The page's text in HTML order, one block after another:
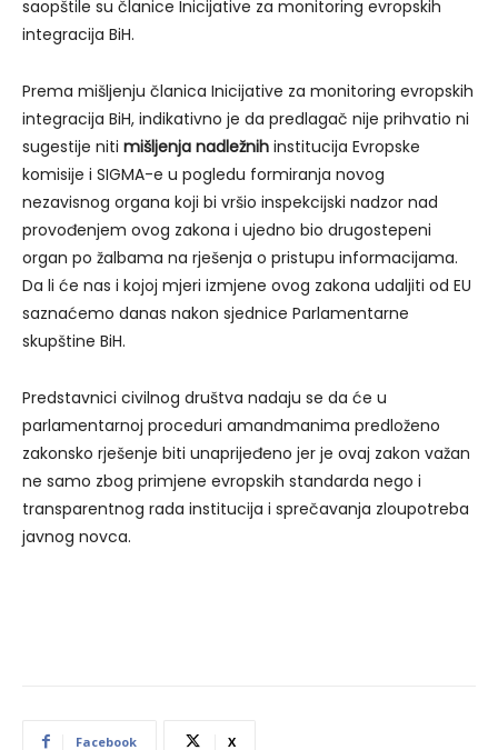
saopštile su članice Inicijative za monitoring evropskih
integracija BiH.
Prema mišljenju članica Inicijative za monitoring evropskih
integracija BiH, indikativno je da predlagač nije prihvatio ni
sugestije niti mišljenja nadležnih institucija Evropske
komisije i SIGMA-e u pogledu formiranja novog
nezavisnog organa koji bi vršio inspekcijski nadzor nad
provođenjem ovog zakona i ujedno bio drugostepeni
organ po žalbama na rješenja o pristupu informacijama.
Da li će nas i kojoj mjeri izmjene ovog zakona udaljiti od EU
saznaćemo danas nakon sjednice Parlamentarne
skupštine BiH.
Predstavnici civilnog društva nadaju se da će u
parlamentarnoj proceduri amandmanima predloženo
zakonsko rješenje biti unaprijeđeno jer je ovaj zakon važan
ne samo zbog primjene evropskih standarda nego i
transparentnog rada institucija i sprečavanja zloupotreba
javnog novca.
Facebook X